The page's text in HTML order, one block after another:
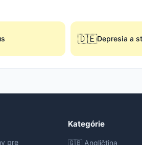
🇩🇪Depresia a
pre
Kategórie
🇬🇧 Angličtina